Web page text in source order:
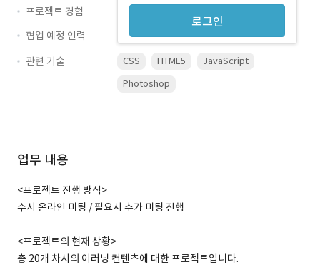
로그인
프로젝트 경험
협업 예정 인력
관련 기술
CSS HTML5
JavaScript
Photoshop
업무 내용
<프로젝트 진행 방식>
수시 온라인 미팅 / 필요시 추가 미팅 진행
<프로젝트의 현재 상황>
총 20개 차시의 이러닝 컨텐츠에 대한 프로젝트입니다.